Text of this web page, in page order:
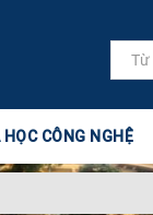
CÔNG NGHỆ